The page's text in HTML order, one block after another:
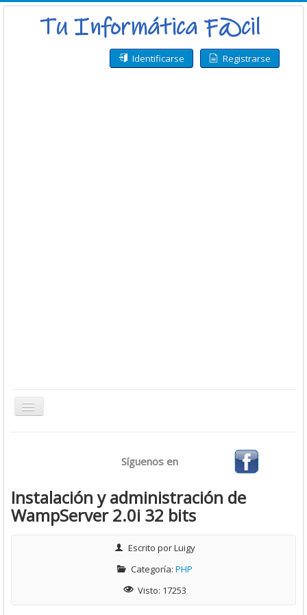
Identificarse Registrarse
Toggle
Desarrollo
Ofimática
Virtualización
Síguenos en
Instalación y administración de
WampServer 2.0i 32 bits
Escrito porLuigy
Categoría:PHP
Visto: 17253